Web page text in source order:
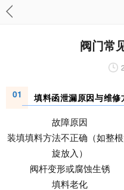
阀门常
01 填料函泄漏原因与维修
故障原因
装填填料方法不正确（如整
旋放入）
阀杆变形或腐蚀生锈
填料老化